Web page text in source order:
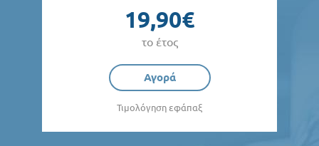
19,90€
το έτος
Αγορά
Τιμολόγηση εφάπαξ